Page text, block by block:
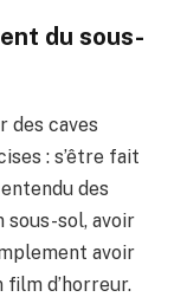
du sous-
des caves
: s’être fait
des
sous-sol, avoir
avoir
film d’horreur.